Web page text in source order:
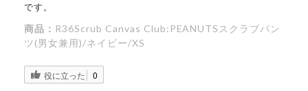
です。
商品： R36Scrub Canvas Club:PEANUTSスクラブパン
ツ(男女兼用)/ネイビー/XS
役に立った 0